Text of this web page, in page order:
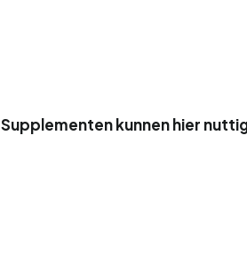
Supplementen kunnen hier